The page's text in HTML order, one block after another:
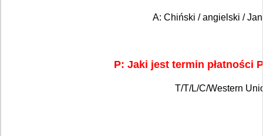
A: Chiński / angielski /
P: Jaki jest termin płatności
T/T/L/C/Western